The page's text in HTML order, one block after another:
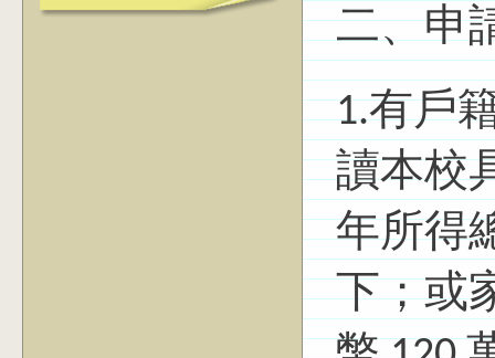
二、申
1.有戶
讀本校
年所得
下；或